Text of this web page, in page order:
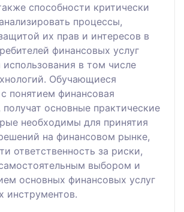
способности критически
процессы,
их прав и интересов в
финансовых услуг
в том числе
Обучающиеся
понятием финансовая
получат основные практические
необходимы для принятия
на финансовом рынке,
ответственность за риски,
выбором и
основных финансовых услуг
инструментов.